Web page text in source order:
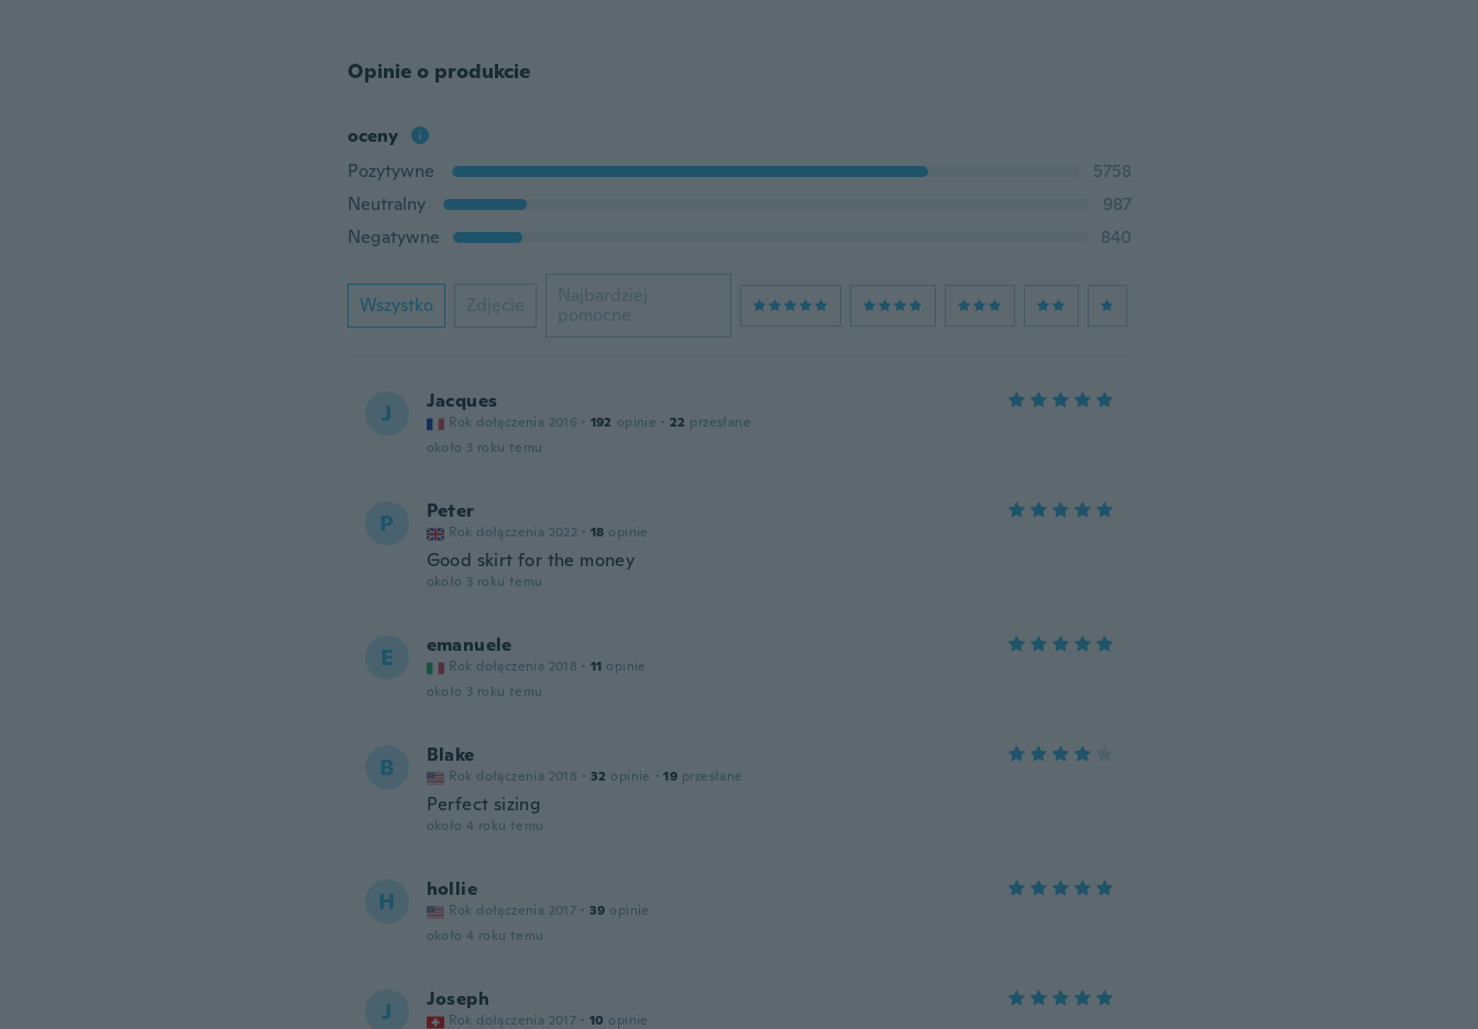
Opinie o produkcie
oceny
Pozytywne
5758
Neutralny
987
Negatywne
840
Wszystko Zdjęcie
Najbardziej
pomocne
J Jacques
Rok dołączenia 2016 · 192 opinie · 22 przesłane
około 3 roku temu
P Peter
Rok dołączenia 2022 · 18 opinie
Good skirt for the money
około 3 roku temu
E emanuele
Rok dołączenia 2018 · 11 opinie
około 3 roku temu
B Blake
Rok dołączenia 2018 · 32 opinie · 19 przesłane
Perfect sizing
około 4 roku temu
H hollie
Rok dołączenia 2017 · 39 opinie
około 4 roku temu
J Joseph
Rok dołączenia 2017 · 10 opinie